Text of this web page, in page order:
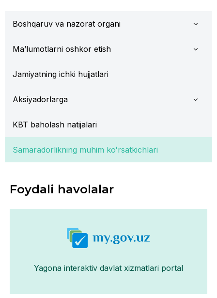
Boshqaruv va nazorat organi
Ma’lumotlarni oshkor etish
Jamiyatning ichki hujjatlari
Aksiyadorlarga
KBT baholash natijalari
Samaradorlikning muhim koʻrsatkichlari
Foydali havolalar
Yagona interaktiv davlat xizmatlari portal